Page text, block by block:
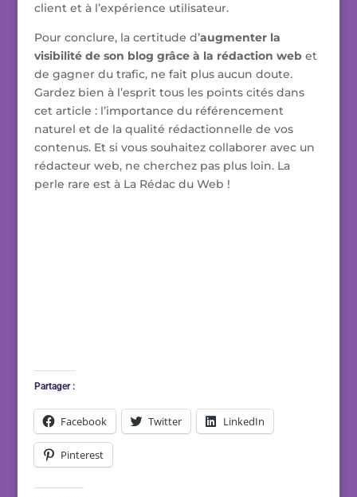
client et à l’expérience utilisateur.
Pour conclure, la certitude d’augmenter la
visibilité de son blog grâce à la rédaction webet
de gagner du trafic, ne fait plus aucun doute.
Gardez bien à l’esprit tous les points cités dans
cet article : l’importance du référencement
naturel et de la qualité rédactionnelle de vos
contenus. Et si vous souhaitez collaborer avec un
rédacteur web, ne cherchez pas plus loin. La
perle rare est à La Rédac du Web !
Partager :
Facebook Twitter LinkedIn
Pinterest